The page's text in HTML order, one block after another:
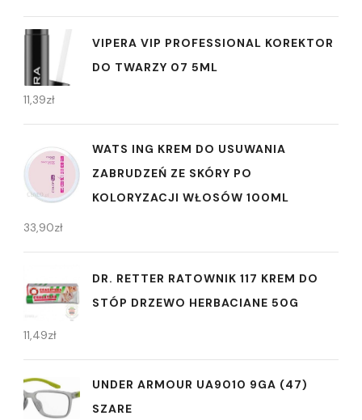
VIPERA VIP PROFESSIONAL KOREKTOR
DO TWARZY 07 5ML
11,39zł
WATS ING KREM DO USUWANIA
ZABRUDZEŃ ZE SKÓRY PO
KOLORYZACJI WŁOSÓW 100ML
33,90zł
DR. RETTER RATOWNIK 117 KREM DO
STÓP DRZEWO HERBACIANE 50G
11,49zł
UNDER ARMOUR UA9010 9GA (47)
SZARE